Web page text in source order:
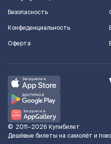
Безопасность
Конфиденциальность
Оферта
© 2011–2026 Купибилет
Дешёвые билеты на самолёт и